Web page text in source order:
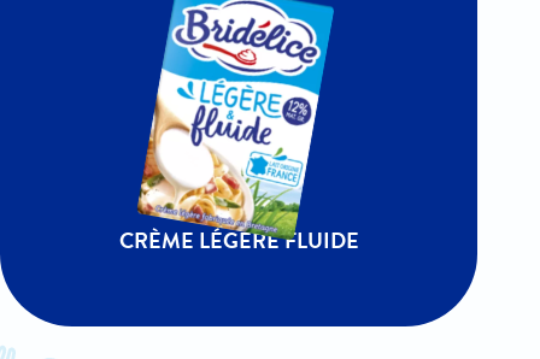
CRÈME LÉGÈRE FLUIDE